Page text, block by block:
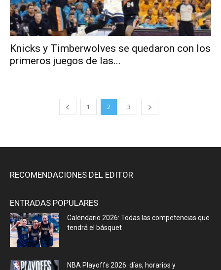
Knicks y Timberwolves se quedaron con los
primeros juegos de las...
1 2 3
RECOMENDACIONES DEL EDITOR
ENTRADAS POPULARES
Calendario 2026: Todas las competencias que
tendrá el básquet
NBA Playoffs 2026: días, horarios y